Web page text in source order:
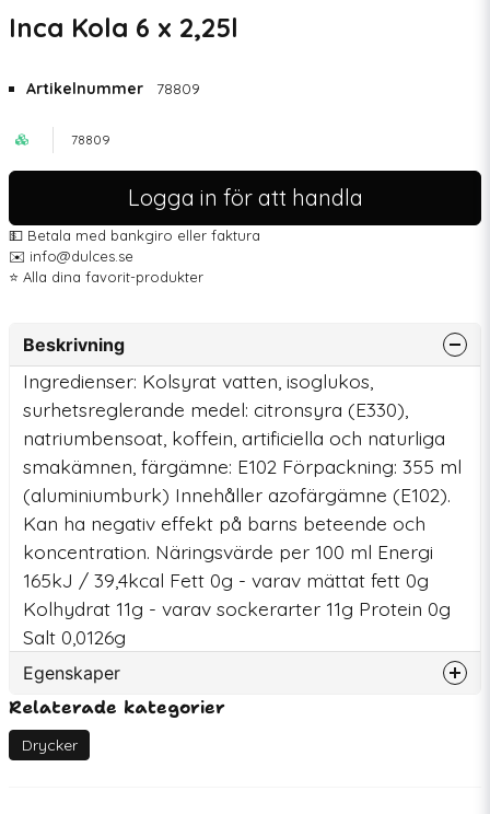
Inca Kola 6 x 2,25l
Artikelnummer 78809
78809
Logga in för att handla
💵 Betala med bankgiro eller faktura
✉️ info@dulces.se
⭐️ Alla dina favorit-produkter
Beskrivning
Ingredienser: Kolsyrat vatten, isoglukos,
surhetsreglerande medel: citronsyra (E330),
natriumbensoat, koffein, artificiella och naturliga
smakämnen, färgämne: E102 Förpackning: 355 ml
(aluminiumburk) Innehåller azofärgämne (E102).
Kan ha negativ effekt på barns beteende och
koncentration. Näringsvärde per 100 ml Energi
165kJ / 39,4kcal Fett 0g - varav mättat fett 0g
Kolhydrat 11g - varav sockerarter 11g Protein 0g
Salt 0,0126g
Egenskaper
Artikelnummer
Relaterade kategorier
Drycker